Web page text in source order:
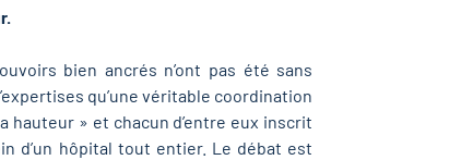
bien ancrés n’ont pas été sans
qu’une véritable coordination
hauteur » et chacun d’entre eux inscrit
d’un hôpital tout entier. Le débat est